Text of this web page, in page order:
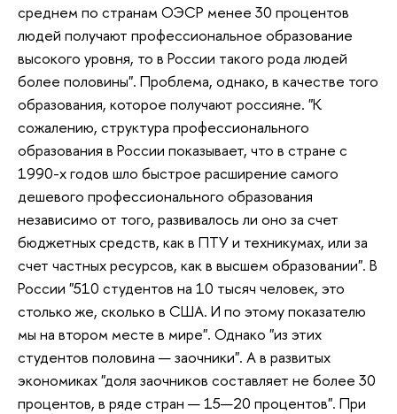
среднем по странам ОЭСР менее 30 процентов
людей получают профессиональное образование
высокого уровня, то в России такого рода людей
более половины". Проблема, однако, в качестве того
образования, которое получают россияне. "К
сожалению, структура профессионального
образования в России показывает, что в стране с
1990-х годов шло быстрое расширение самого
дешевого профессионального образования
независимо от того, развивалось ли оно за счет
бюджетных средств, как в ПТУ и техникумах, или за
счет частных ресурсов, как в высшем образовании". В
России "510 студентов на 10 тысяч человек, это
столько же, сколько в США. И по этому показателю
мы на втором месте в мире". Однако "из этих
студентов половина — заочники". А в развитых
экономиках "доля заочников составляет не более 30
процентов, в ряде стран — 15—20 процентов". При